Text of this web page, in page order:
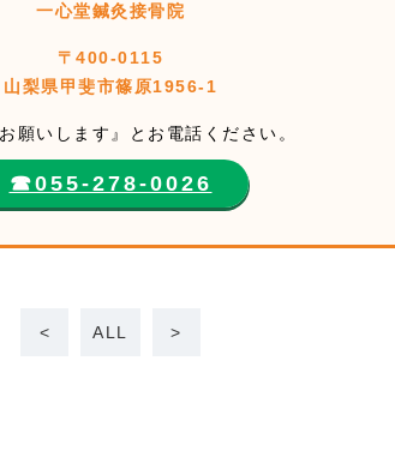
一心堂鍼灸接骨院
〒400-0115
山梨県甲斐市篠原1956-1
願いします』とお電話ください。
☎︎055-278-0026
< ALL >